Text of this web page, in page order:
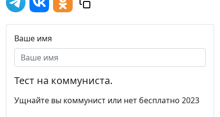
Ваше имя
Тест на коммуниста.
Ущнайте вы коммунист или нет бесплатно 2023